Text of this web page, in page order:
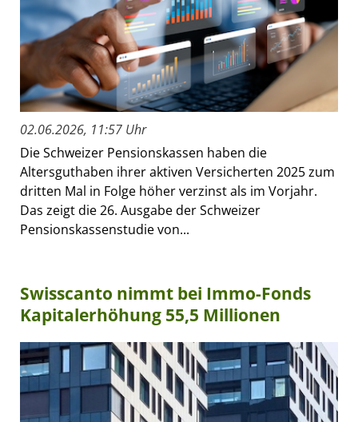
02.06.2026, 11:57 Uhr
Die Schweizer Pensionskassen haben die
Altersguthaben ihrer aktiven Versicherten 2025 zum
dritten Mal in Folge höher verzinst als im Vorjahr.
Das zeigt die 26. Ausgabe der Schweizer
Pensionskassenstudie von...
Swisscanto nimmt bei Immo-Fonds
Kapitalerhöhung 55,5 Millionen